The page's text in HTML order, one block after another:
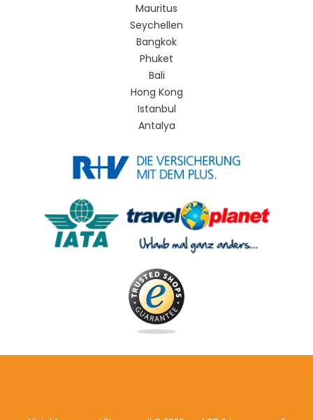
Mauritus
Seychellen
Bangkok
Phuket
Bali
Hong Kong
Istanbul
Antalya